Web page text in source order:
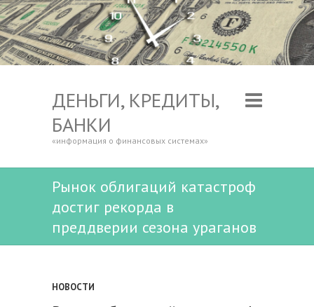
ДЕНЬГИ, КРЕДИТЫ,
БАНКИ
«информация о финансовых системах»
Рынок облигаций катастроф
достиг рекорда в
преддверии сезона ураганов
НОВОСТИ